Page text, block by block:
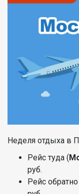
Неделя отдыха в
Рейс туда (
руб.
Рейс